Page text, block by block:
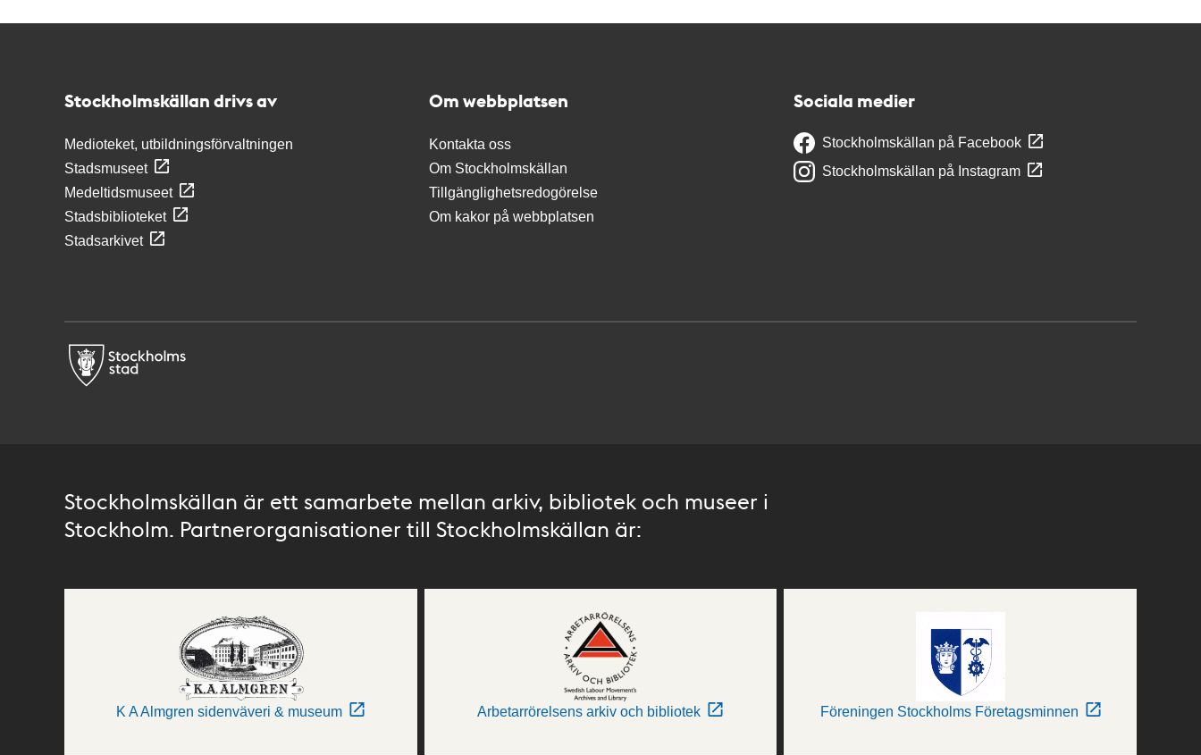
Stockholmskällan drivs av
Medioteket, utbildningsförvaltningen
Stadsmuseet
Medeltidsmuseet
Stadsbiblioteket
Stadsarkivet
Om webbplatsen
Kontakta oss
Om Stockholmskällan
Tillgänglighetsredogörelse
Om kakor på webbplatsen
Sociala medier
Stockholmskällan på Facebook
Stockholmskällan på Instagram
Stockholmskällan är ett samarbete mellan arkiv, bibliotek och museer i
Stockholm. Partnerorganisationer till Stockholmskällan är:
K A Almgren sidenväveri & museum Arbetarrörelsens arkiv och bibliotek Föreningen Stockholms Företagsminnen